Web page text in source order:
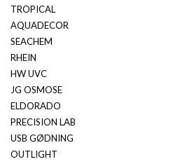
TROPICAL
AQUADECOR
SEACHEM
RHEIN
HW UVC
JG OSMOSE
ELDORADO
PRECISION LAB
USB GØDNING
OUTLIGHT